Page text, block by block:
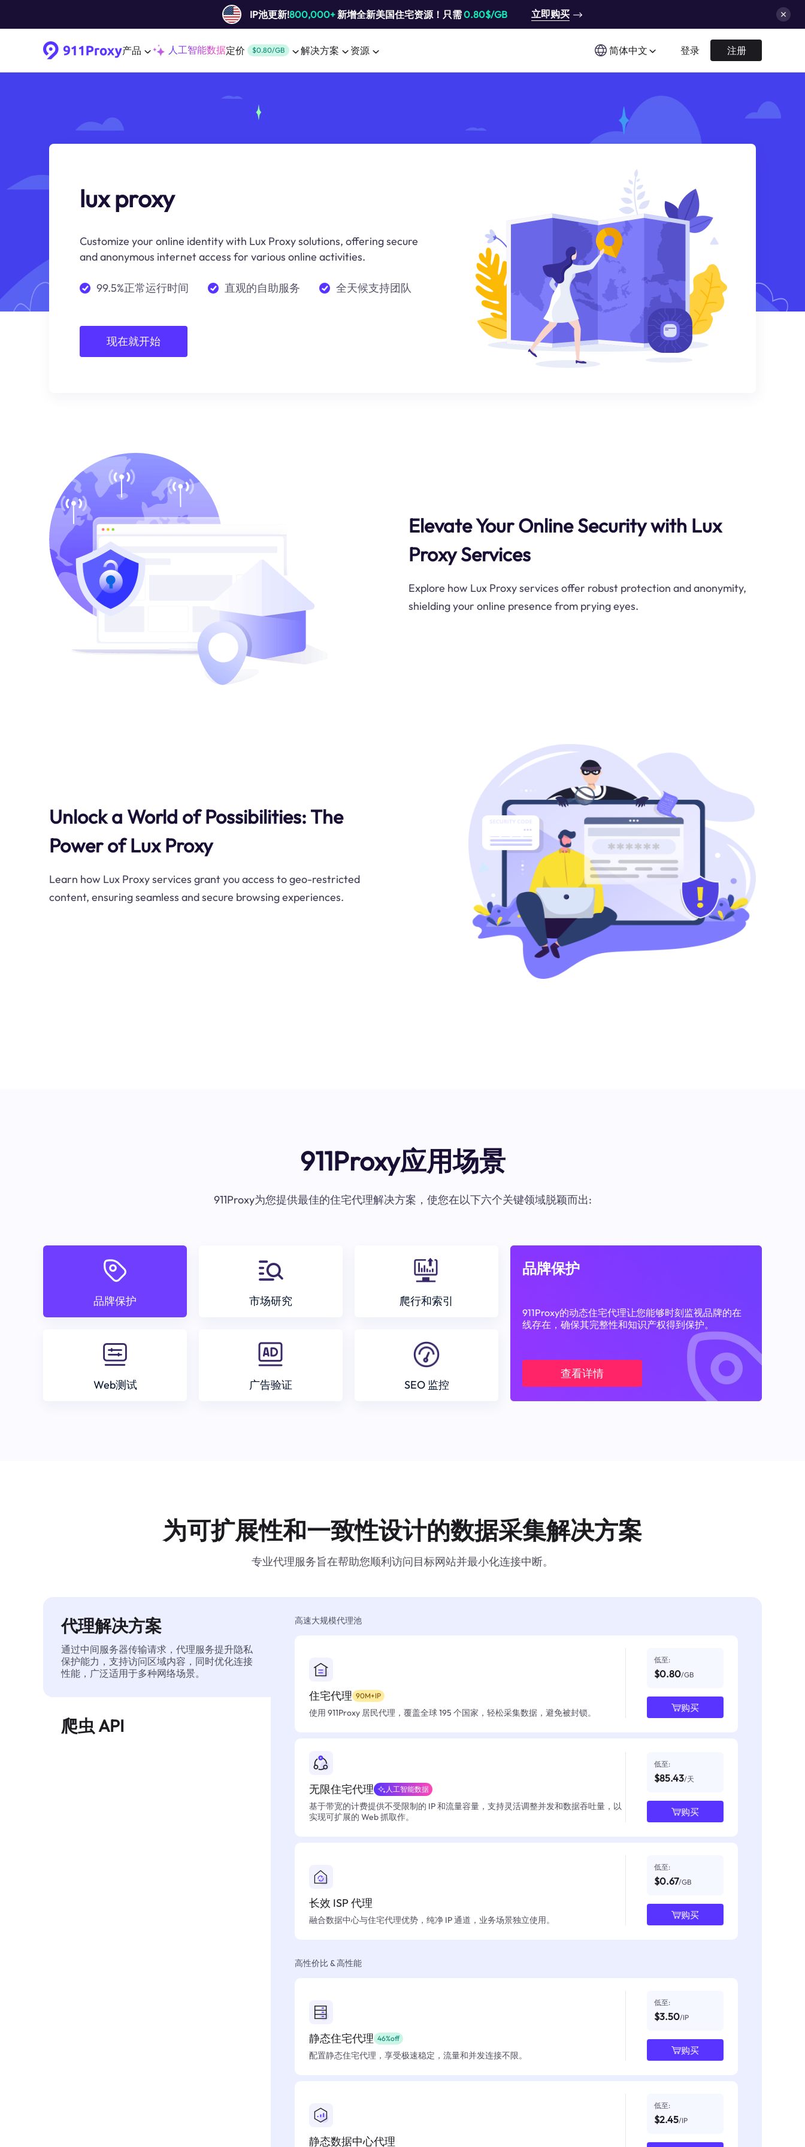
IP池更新!800,000+新增全新美国住宅资源！只需0.80$/GB 立即购买
产品 人工智能数据定价 $0.80/GB 解决方案 资源 简体中文 登录 注册
lux proxy
Customize your online identity with Lux Proxy solutions, offering secure
and anonymous internet access for various online activities.
99.5%正常运行时间 直观的自助服务 全天候支持团队
现在就开始
Elevate Your Online Security with Lux
Proxy Services
Explore how Lux Proxy services offer robust protection and anonymity,
shielding your online presence from prying eyes.
Unlock a World of Possibilities: The
Power of Lux Proxy
Learn how Lux Proxy services grant you access to geo-restricted
content, ensuring seamless and secure browsing experiences.
911Proxy应用场景
911Proxy为您提供最佳的住宅代理解决方案，使您在以下六个关键领域脱颖而出:
品牌保护 市场研究 爬行和索引
Web测试 广告验证 SEO 监控
品牌保护
911Proxy的动态住宅代理让您能够时刻监视品牌的在
线存在，确保其完整性和知识产权得到保护。
查看详情
为可扩展性和一致性设计的数据采集解决方案
专业代理服务旨在帮助您顺利访问目标网站并最小化连接中断。
代理解决方案
通过中间服务器传输请求，代理服务提升隐私
保护能力，支持访问区域内容，同时优化连接
性能，广泛适用于多种网络场景。
爬虫 API
高速大规模代理池
住宅代理 90M+IP
使用 911Proxy 居民代理，覆盖全球 195 个国家，轻松采集数据，避免被封锁。
低至:
$0.80/GB
购买
无限住宅代理 人工智能数据
基于带宽的计费提供不受限制的 IP 和流量容量，支持灵活调整并发和数据吞吐量，以
实现可扩展的 Web 抓取作。
低至:
$85.43/天
购买
长效 ISP 代理
融合数据中心与住宅代理优势，纯净 IP 通道，业务场景独立使用。
低至:
$0.67/GB
购买
高性价比 & 高性能
静态住宅代理 46%off
配置静态住宅代理，享受极速稳定，流量和并发连接不限。
低至:
$3.50/IP
购买
静态数据中心代理
低至:
$2.45/IP